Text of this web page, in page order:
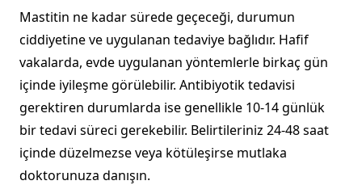
Mastitin ne kadar sürede geçeceği, durumun
ciddiyetine ve uygulanan tedaviye bağlıdır. Hafif
vakalarda, evde uygulanan yöntemlerle birkaç gün
içinde iyileşme görülebilir. Antibiyotik tedavisi
gerektiren durumlarda ise genellikle 10-14 günlük
bir tedavi süreci gerekebilir. Belirtileriniz 24-48 saat
içinde düzelmezse veya kötüleşirse mutlaka
doktorunuza danışın.